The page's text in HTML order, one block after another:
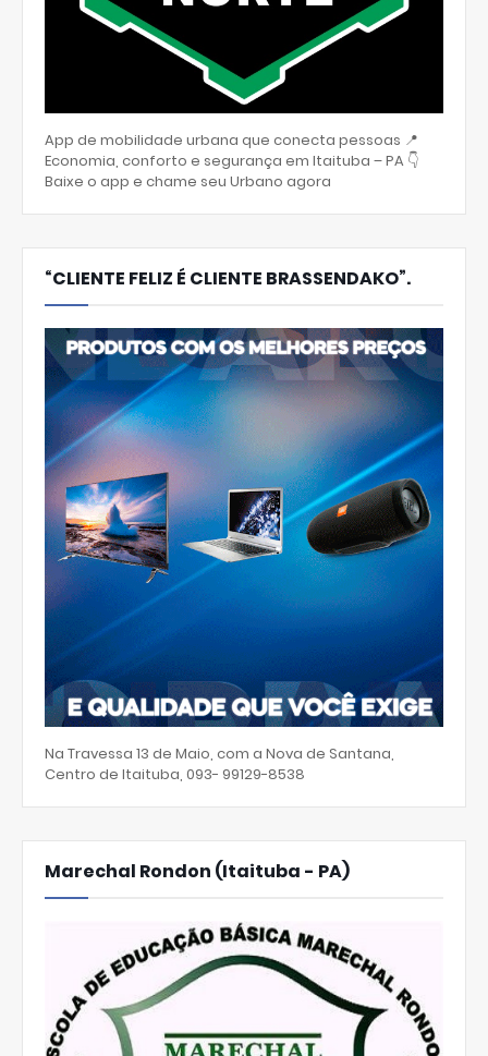
App de mobilidade urbana que conecta pessoas 📍
Economia, conforto e segurança em Itaituba – PA 👇
Baixe o app e chame seu Urbano agora
“CLIENTE FELIZ É CLIENTE BRASSENDAKO”.
Na Travessa 13 de Maio, com a Nova de Santana,
Centro de Itaituba, 093- 99129-8538
Marechal Rondon (Itaituba - PA)